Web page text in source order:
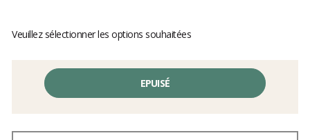
Veuillez sélectionner les options souhaitées
EPUISÉ